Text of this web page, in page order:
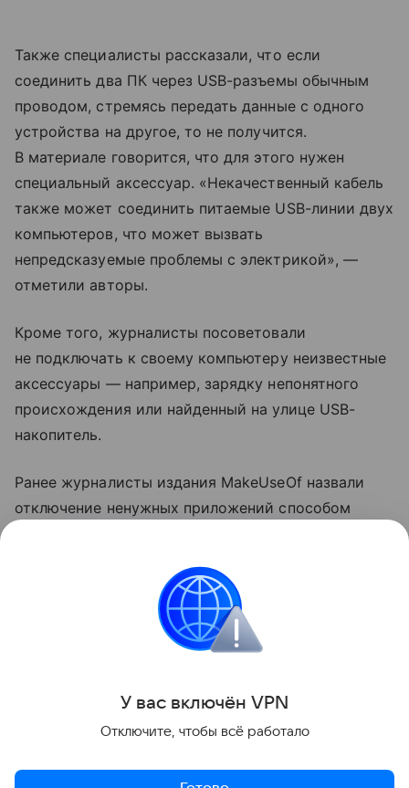
Также специалисты рассказали, что если
соединить два ПК через USB-разъемы обычным
проводом, стремясь передать данные с одного
устройства на другое, то не получится.
В материале говорится, что для этого нужен
специальный аксессуар. «Некачественный кабель
также может соединить питаемые USB-линии двух
компьютеров, что может вызвать
непредсказуемые проблемы с электрикой», —
отметили авторы.
Кроме того, журналисты посоветовали
не подключать к своему компьютеру неизвестные
аксессуары — например, зарядку непонятного
происхождения или найденный на улице USB-
накопитель.
Ранее журналисты издания MakeUseOf назвали
отключение ненужных приложений способом
«Рекомендации и предложения».
Поделиться
У вас включён VPN
Отключите, чтобы всё работало